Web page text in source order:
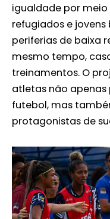
igualdade por
refugiados e jovens
periferias de baixa
mesmo tempo,
treinamentos. O
atletas não
futebol, mas
protagonistas de